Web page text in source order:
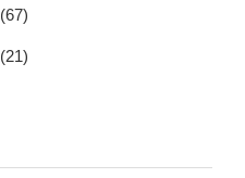
(67)
(21)